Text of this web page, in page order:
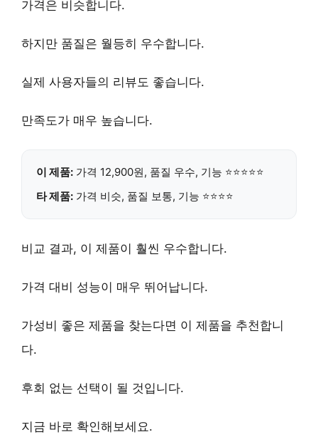
가격은 비슷합니다.
하지만 품질은 월등히 우수합니다.
실제 사용자들의 리뷰도 좋습니다.
만족도가 매우 높습니다.
이 제품: 가격 12,900원, 품질 우수, 기능 ⭐⭐⭐⭐⭐
타 제품: 가격 비슷, 품질 보통, 기능 ⭐⭐⭐⭐
비교 결과, 이 제품이 훨씬 우수합니다.
가격 대비 성능이 매우 뛰어납니다.
가성비 좋은 제품을 찾는다면 이 제품을 추천합니
다.
후회 없는 선택이 될 것입니다.
지금 바로 확인해보세요.